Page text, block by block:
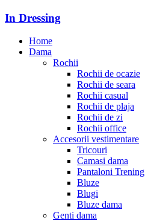
In Dressing
Home
Dama
Rochii
Rochii de ocazie
Rochii de seara
Rochii casual
Rochii de plaja
Rochii de zi
Rochii office
Accesorii vestimentare
Tricouri
Camasi dama
Pantaloni Trening
Bluze
Blugi
Bluze dama
Genti dama